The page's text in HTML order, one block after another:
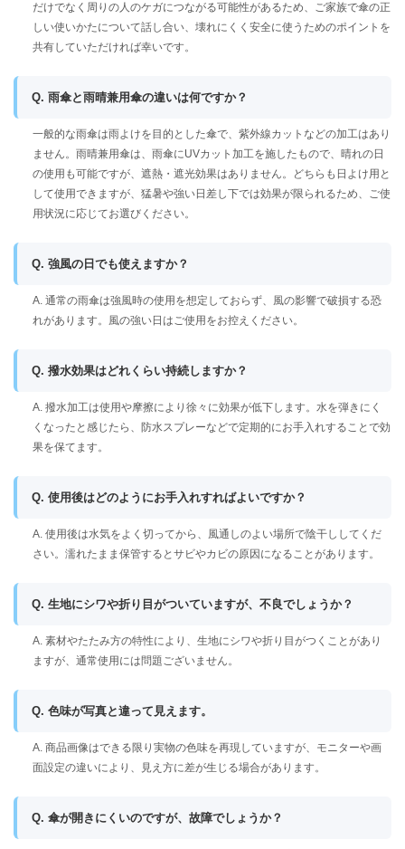
だけでなく周りの人のケガにつながる可能性があるため、ご家族で傘の正
しい使いかたについて話し合い、壊れにくく安全に使うためのポイントを
共有していただければ幸いです。
Q. 雨傘と雨晴兼用傘の違いは何ですか？
一般的な雨傘は雨よけを目的とした傘で、紫外線カットなどの加工はあり
ません。雨晴兼用傘は、雨傘にUVカット加工を施したもので、晴れの日
の使用も可能ですが、遮熱・遮光効果はありません。どちらも日よけ用と
して使用できますが、猛暑や強い日差し下では効果が限られるため、ご使
用状況に応じてお選びください。
Q. 強風の日でも使えますか？
A. 通常の雨傘は強風時の使用を想定しておらず、風の影響で破損する恐
れがあります。風の強い日はご使用をお控えください。
Q. 撥水効果はどれくらい持続しますか？
A. 撥水加工は使用や摩擦により徐々に効果が低下します。水を弾きにく
くなったと感じたら、防水スプレーなどで定期的にお手入れすることで効
果を保てます。
Q. 使用後はどのようにお手入れすればよいですか？
A. 使用後は水気をよく切ってから、風通しのよい場所で陰干ししてくだ
さい。濡れたまま保管するとサビやカビの原因になることがあります。
Q. 生地にシワや折り目がついていますが、不良でしょうか？
A. 素材やたたみ方の特性により、生地にシワや折り目がつくことがあり
ますが、通常使用には問題ございません。
Q. 色味が写真と違って見えます。
A. 商品画像はできる限り実物の色味を再現していますが、モニターや画
面設定の違いにより、見え方に差が生じる場合があります。
Q. 傘が開きにくいのですが、故障でしょうか？